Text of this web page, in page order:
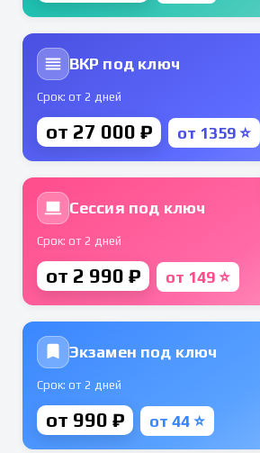
ВКР под ключ
Срок: от 2 дней
от 27 000 ₽ от 1359 ⭐
Сессия под ключ
Срок: от 2 дней
от 2 990 ₽ от 149 ⭐
Экзамен под ключ
Срок: от 2 дней
от 990 ₽ от 44 ⭐